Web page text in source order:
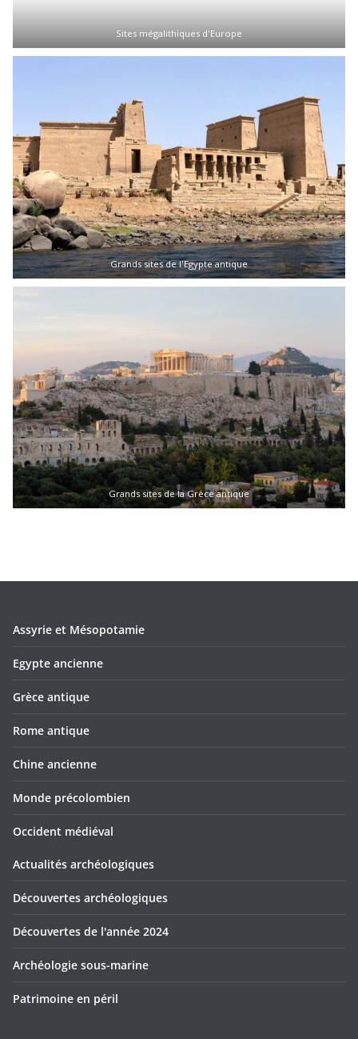
Sites mégalithiques d'Europe
Grands sites de l'Egypte antique
Grands sites de la Grèce antique
Assyrie et Mésopotamie
Egypte ancienne
Grèce antique
Rome antique
Chine ancienne
Monde précolombien
Occident médiéval
Actualités archéologiques
Découvertes archéologiques
Découvertes de l'année 2024
Archéologie sous-marine
Patrimoine en péril